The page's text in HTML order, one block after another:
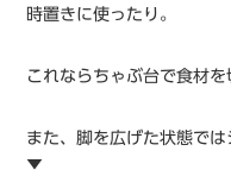
時置きに使ったり。
これならちゃぶ台で食材を
また、脚を広げた状態で
▼